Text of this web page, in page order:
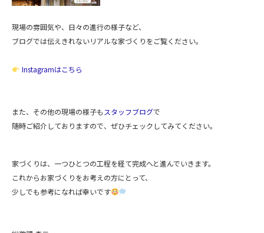
現場の雰囲気や、日々の進行の様子など、
ブログでは伝えきれないリアルな家づくりをご覧ください。
Instagramはこちら
また、その他の現場の様子も スタッフブログで
随時ご紹介しておりますので、ぜひチェックしてみてください。
家づくりは、一つひとつの工程を経て完成へと進んでいきます。
これからお家づくりをお考えの方にとって、
少しでも参考になれば幸いです